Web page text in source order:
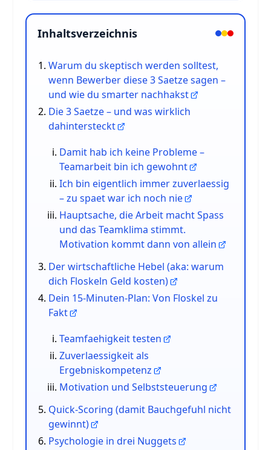
Inhaltsverzeichnis
Warum du skeptisch werden solltest,
wenn Bewerber diese 3 Saetze sagen –
und wie du smarter nachhakst
Die 3 Saetze – und was wirklich
dahintersteckt
Damit hab ich keine Probleme –
Teamarbeit bin ich gewohnt
Ich bin eigentlich immer zuverlaessig
– zu spaet war ich noch nie
Hauptsache, die Arbeit macht Spass
und das Teamklima stimmt.
Motivation kommt dann von allein
Der wirtschaftliche Hebel (aka: warum
dich Floskeln Geld kosten)
Dein 15-Minuten-Plan: Von Floskel zu
Fakt
Teamfaehigkeit testen
Zuverlaessigkeit als
Ergebniskompetenz
Motivation und Selbststeuerung
Quick-Scoring (damit Bauchgefuhl nicht
gewinnt)
Psychologie in drei Nuggets